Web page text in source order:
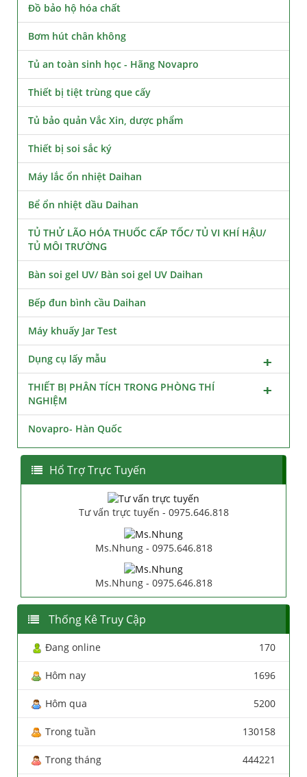
Đồ bảo hộ hóa chất
Bơm hút chân không
Tủ an toàn sinh học - Hãng Novapro
Thiết bị tiệt trùng que cấy
Tủ bảo quản Vắc Xin, dược phẩm
Thiết bị soi sắc ký
Máy lắc ổn nhiệt Daihan
Bể ổn nhiệt dầu Daihan
TỦ THỬ LÃO HÓA THUỐC CẤP TỐC/ TỦ VI KHÍ HẬU/
TỦ MÔI TRƯỜNG
Bàn soi gel UV/ Bàn soi gel UV Daihan
Bếp đun bình cầu Daihan
Máy khuấy Jar Test
Dụng cụ lấy mẫu
THIẾT BỊ PHÂN TÍCH TRONG PHÒNG THÍ
NGHIỆM
Novapro- Hàn Quốc
Hổ Trợ Trực Tuyến
Tư vấn trực tuyến - 0975.646.818
Ms.Nhung - 0975.646.818
Ms.Nhung - 0975.646.818
Thống Kê Truy Cập
Đang online 170
Hôm nay 1696
Hôm qua 5200
Trong tuần 130158
Trong tháng 444221